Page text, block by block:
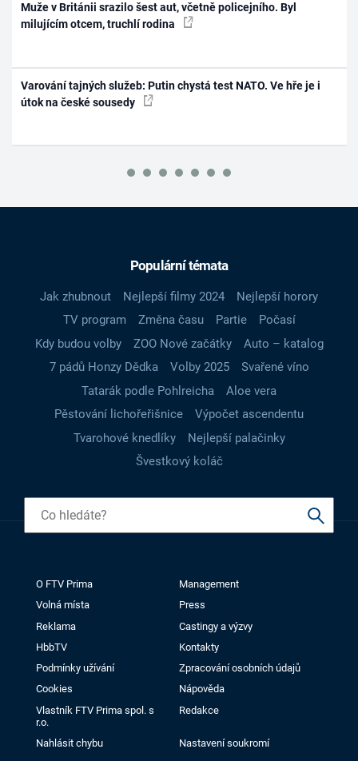
Muže v Británii srazilo šest aut, včetně policejního. Byl
milujícím otcem, truchlí rodina
Varování tajných služeb: Putin chystá test NATO. Ve hře je i
útok na české sousedy
Populární témata
Jak zhubnout Nejlepší filmy 2024
Nejlepší horory
TV program
Změna času Partie
Počasí
Kdy budou volby
ZOO Nové začátky
Auto – katalog
7 pádů Honzy Dědka
Volby 2025
Svařené víno
Tatarák podle Pohlreicha
Aloe vera
Pěstování lichořeřišnice
Výpočet ascendentu
Tvarohové knedlíky
Nejlepší palačinky
Švestkový koláč
O FTV Prima
Management
Volná místa
Press
Reklama
Castingy a výzvy
HbbTV
Kontakty
Podmínky užívání
Zpracování osobních údajů
Cookies
Nápověda
Vlastník FTV Prima spol. s
r.o.
Redakce
Nahlásit chybu Nastavení soukromí